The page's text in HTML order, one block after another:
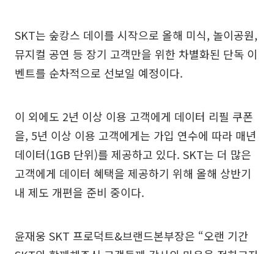
SKT는 숲캉스 데이를 시작으로 올해 미식, 놀이공원,
뮤지컬 공연 등 장기 고객만을 위한 차별화된 단독 이
벤트를 순차적으로 선보일 예정이다.
이 외에도 2년 이상 이용 고객에게 데이터 리필 쿠폰
을, 5년 이상 이용 고객에게는 가입 연수에 따라 매년
데이터(1GB 단위)를 제공하고 있다. SKT는 더 많은
고객에게 데이터 혜택을 제공하기 위해 올해 상반기
내 제도 개편을 준비 중이다.
윤재웅 SKT 프로덕트&브랜드본부장은 “오랜 기간